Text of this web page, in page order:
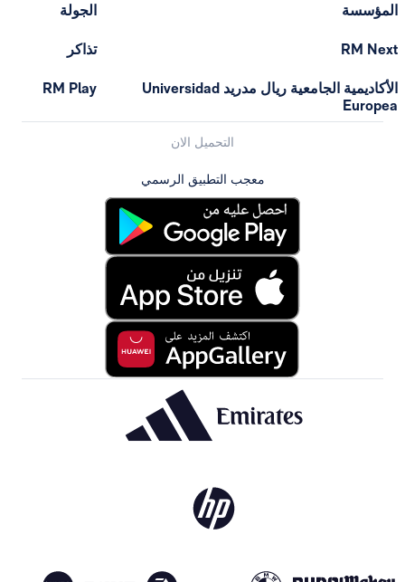
RM
الأكاديمية الجامعية ريال مدريد Universidad
الجولة
تذاكر
RM Play
التحميل الان
معجب التطبيق الرسمي